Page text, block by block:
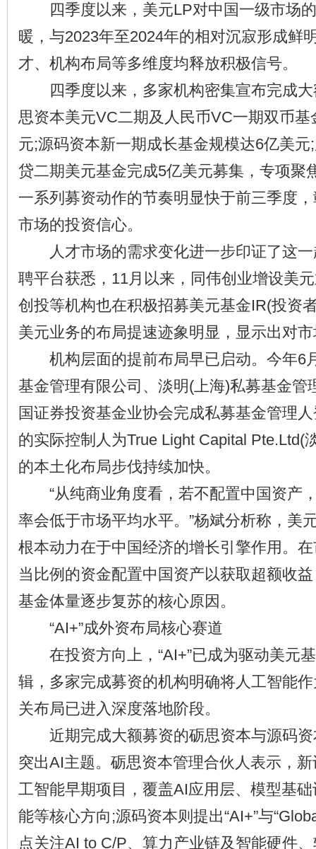
四季度以来，美元LP对中国一级市场的
暖，与2023年至2024年的相对沉寂形成鲜
才、机构布局等多维度均释放积极信号。
四季度以来，多家机构密集宣布完成大
思资本美元VC二期及人民币VC一期双币
元;源码资本新一期成长基金规模达6亿美
贷二期美元基金完成5亿美元募集，专项聚
一系列募资动作的节奏明显快于前三季度
市场的投资信心。
人才市场的需求变化进一步印证了这一
聘平台获悉，11月以来，同伟创业增设美
创投等机构也在积极招募美元基金IR(投资
美元业务的布局提速迹象明显，显示出对
机构层面的提前布局早已启动。今年6
基金管理有限公司、淡明(上海)私募基金管
国证券投资基金业协会完成私募基金管理
的实际控制人为True Light Capital Pte.Ltd(
的本土化布局步伐持续加快。
“从纯商业角度看，若不配置中国资产
率会低于市场平均水平。”杨斌分析称，美
根本动力在于中国经济的增长引擎作用。
当比例的资金配置中国资产以获取超额收
基金体量逐步复苏的核心原因。
“AI+”成外资布局核心赛道
在投资方向上，“AI+”已成为驱动美元
辑，多家完成募资的机构明确将人工智能
关布局已进入深度落地阶段。
近期完成大额募资的砺思资本与源码资
突出AI主题。砺思资本管理合伙人表示，
工智能早期项目，覆盖AI应用层、模型基
能等核心方向;源码资本则提出“AI+”与
点关注AI to C/P、算力产业链及智能硬件